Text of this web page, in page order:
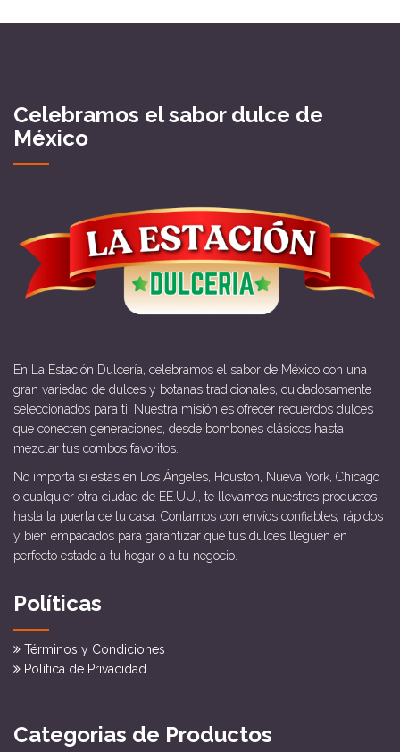
Celebramos el sabor dulce de
México
En La Estación Dulcería, celebramos el sabor de México con una
gran variedad de dulces y botanas tradicionales, cuidadosamente
seleccionados para ti. Nuestra misión es ofrecer recuerdos dulces
que conecten generaciones, desde bombones clásicos hasta
mezclar tus combos favoritos.
No importa si estás en Los Ángeles, Houston, Nueva York, Chicago
o cualquier otra ciudad de EE.UU., te llevamos nuestros productos
hasta la puerta de tu casa. Contamos con envíos confiables, rápidos
y bien empacados para garantizar que tus dulces lleguen en
perfecto estado a tu hogar o a tu negocio.
Políticas
Términos y Condiciones
Política de Privacidad
Categorias de Productos